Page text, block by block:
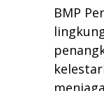
BMP